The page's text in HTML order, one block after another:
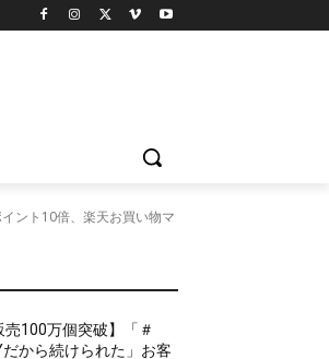
ント10倍、楽天お買い物マ
売100万個突破】「＃
だから続けられた」お客